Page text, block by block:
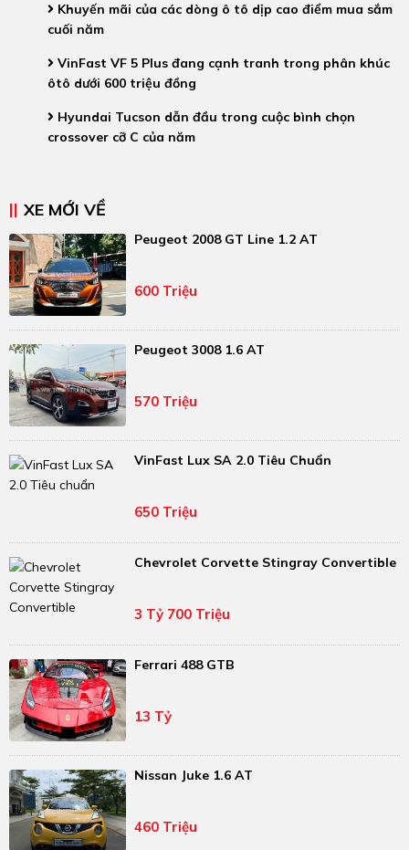
Khuyến mãi của các dòng ô tô dịp cao điểm mua sắm
cuối năm
VinFast VF 5 Plus đang cạnh tranh trong phân khúc
ôtô dưới 600 triệu đồng
Hyundai Tucson dẫn đầu trong cuộc bình chọn
crossover cỡ C của năm
XE MỚI VỀ
Peugeot 2008 GT Line 1.2 AT
600 Triệu
Peugeot 3008 1.6 AT
570 Triệu
VinFast Lux SA 2.0 Tiêu Chuẩn
650 Triệu
Chevrolet Corvette Stingray Convertible
3 Tỷ 700 Triệu
Ferrari 488 GTB
13 Tỷ
Nissan Juke 1.6 AT
460 Triệu